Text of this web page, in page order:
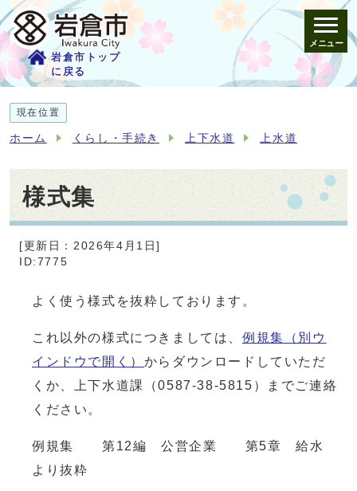
岩倉市トップ
に戻る
メニュー
現在位置
ホーム くらし・手続き 上下水道 上水道
様式集
[更新日：2026年4月1日]
ID:7775
よく使う様式を抜粋しております。
これ以外の様式につきましては、 例規集
（別ウ
インドウで開く） からダウンロードしていただ
くか、上下水道課（0587-38-5815）までご連絡
ください。
例規集 第12編 公営企業 第5章 給水
より抜粋